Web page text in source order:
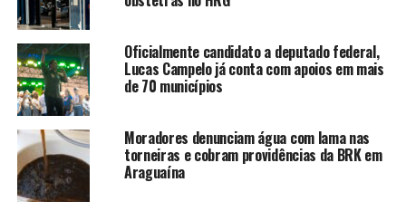
Oficialmente candidato a deputado federal,
Lucas Campelo já conta com apoios em mais
de 70 municípios
Moradores denunciam água com lama nas
torneiras e cobram providências da BRK em
Araguaína